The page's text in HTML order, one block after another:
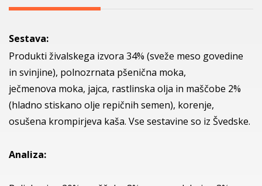
Sestava:
Produkti živalskega izvora 34% (sveže meso govedine
in svinjine), polnozrnata pšenična moka,
ječmenova moka, jajca, rastlinska olja in maščobe 2%
(hladno stiskano olje repičnih semen), korenje,
osušena krompirjeva kaša. Vse sestavine so iz Švedske.
Analiza: